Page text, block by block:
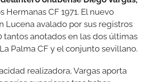
Hermanas CF 1971. El nuevo
Lucena avalado por sus registros
tantos anotados en las dos últimas
Palma CF y el conjunto sevillano.
realizadora, Vargas aporta